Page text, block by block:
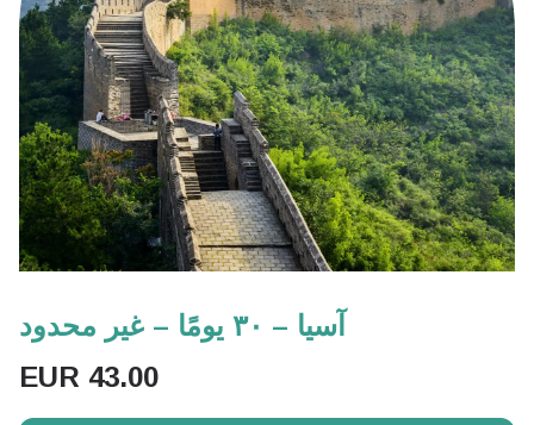
آسيا – ٣٠ يومًا – غير محدود
EUR 43.00